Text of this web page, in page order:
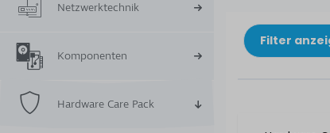
Netzwerktechnik
Komponenten
Hardware Care Pack
Filter